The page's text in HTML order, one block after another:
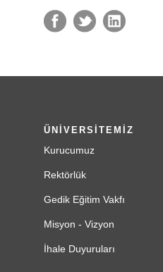
ÜNİVERSİTEMİZ
Kurucumuz
Rektörlük
Gedik Eğitim Vakfı
Misyon - Vizyon
İhale Duyuruları